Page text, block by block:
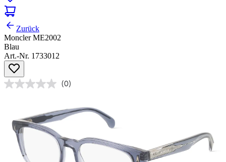
Zurück
Moncler ME2002
Blau
Art.-Nr. 1733012
(0)